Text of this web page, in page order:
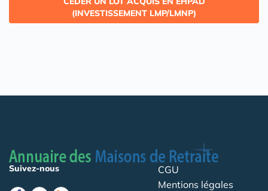
(INVESTISSEMENT LMP/LMNP)
Suivez-nous
CGU
Mentions légales